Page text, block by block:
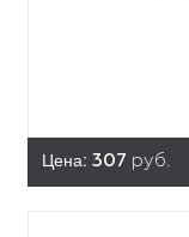
Цена: 307 руб.